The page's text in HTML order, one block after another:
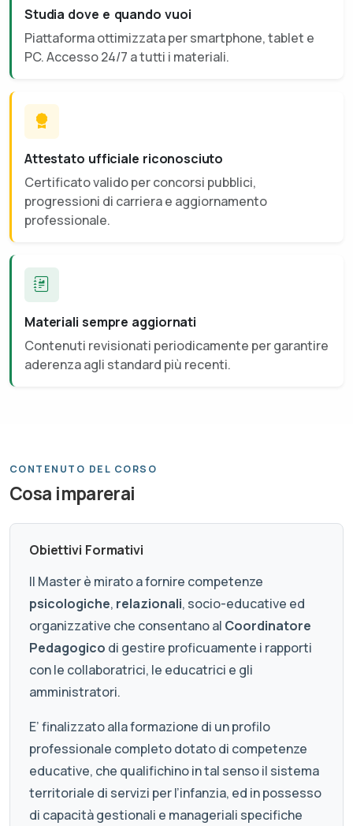
Studia dove e quando vuoi
Piattaforma ottimizzata per smartphone, tablet e
PC. Accesso 24/7 a tutti i materiali.
Attestato ufficiale riconosciuto
Certificato valido per concorsi pubblici,
progressioni di carriera e aggiornamento
professionale.
Materiali sempre aggiornati
Contenuti revisionati periodicamente per garantire
aderenza agli standard più recenti.
CONTENUTO DEL CORSO
Cosa imparerai
Obiettivi Formativi
Il Master è mirato a fornire competenze
psicologiche, relazionali, socio-educative ed
organizzative che consentano al Coordinatore
Pedagogico di gestire proficuamente i rapporti
con le collaboratrici, le educatrici e gli
amministratori.
E’ finalizzato alla formazione di un profilo
professionale completo dotato di competenze
educative, che qualifichino in tal senso il sistema
territoriale di servizi per l’infanzia, ed in possesso
di capacità gestionali e manageriali specifiche